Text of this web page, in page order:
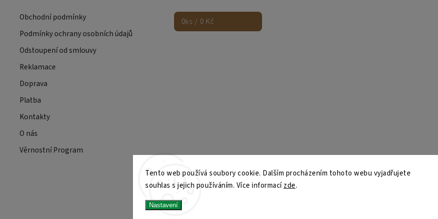
Tento web používá soubory cookie. Dalším procházením tohoto webu vyjadřujete
souhlas s jejich používáním. Více informacízde.
Nastavení
Obchodní podmínky
Podmínky ochrany osobních údajů
Odstoupení od smlouvy
Reklamace
Doprava
Platba
Kontakty
O nás
Věrnostní Program
0ks / 0 Kč